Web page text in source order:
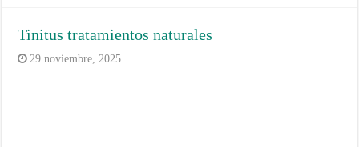
Tinitus tratamientos naturales
29 noviembre, 2025